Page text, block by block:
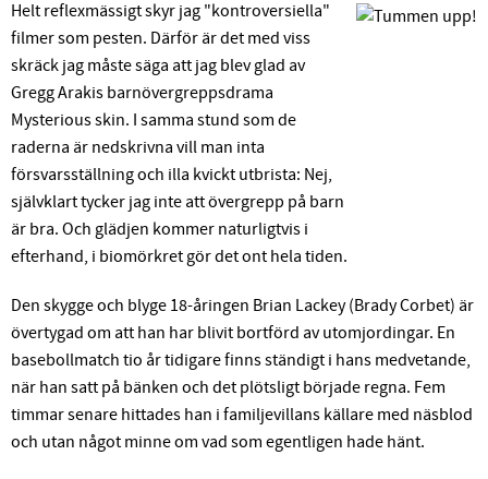
Helt reflexmässigt skyr jag "kontroversiella"
filmer som pesten. Därför är det med viss
skräck jag måste säga att jag blev glad av
Gregg Arakis barnövergreppsdrama
Mysterious skin. I samma stund som de
raderna är nedskrivna vill man inta
försvarsställning och illa kvickt utbrista: Nej,
självklart tycker jag inte att övergrepp på barn
är bra. Och glädjen kommer naturligtvis i
efterhand, i biomörkret gör det ont hela tiden.
Den skygge och blyge 18-åringen Brian Lackey (Brady Corbet) är
övertygad om att han har blivit bortförd av utomjordingar. En
basebollmatch tio år tidigare finns ständigt i hans medvetande,
när han satt på bänken och det plötsligt började regna. Fem
timmar senare hittades han i familjevillans källare med näsblod
och utan något minne om vad som egentligen hade hänt.